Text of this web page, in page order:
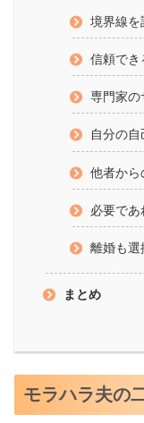
境界線を
信頼でき
専門家の
自分の
他者から
必要であ
離婚も選
まとめ
モラハラ夫の